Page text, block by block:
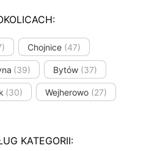
Chojnice (47)
(39) Bytów (37)
(30) Wejherowo (27)
KATEGORII: